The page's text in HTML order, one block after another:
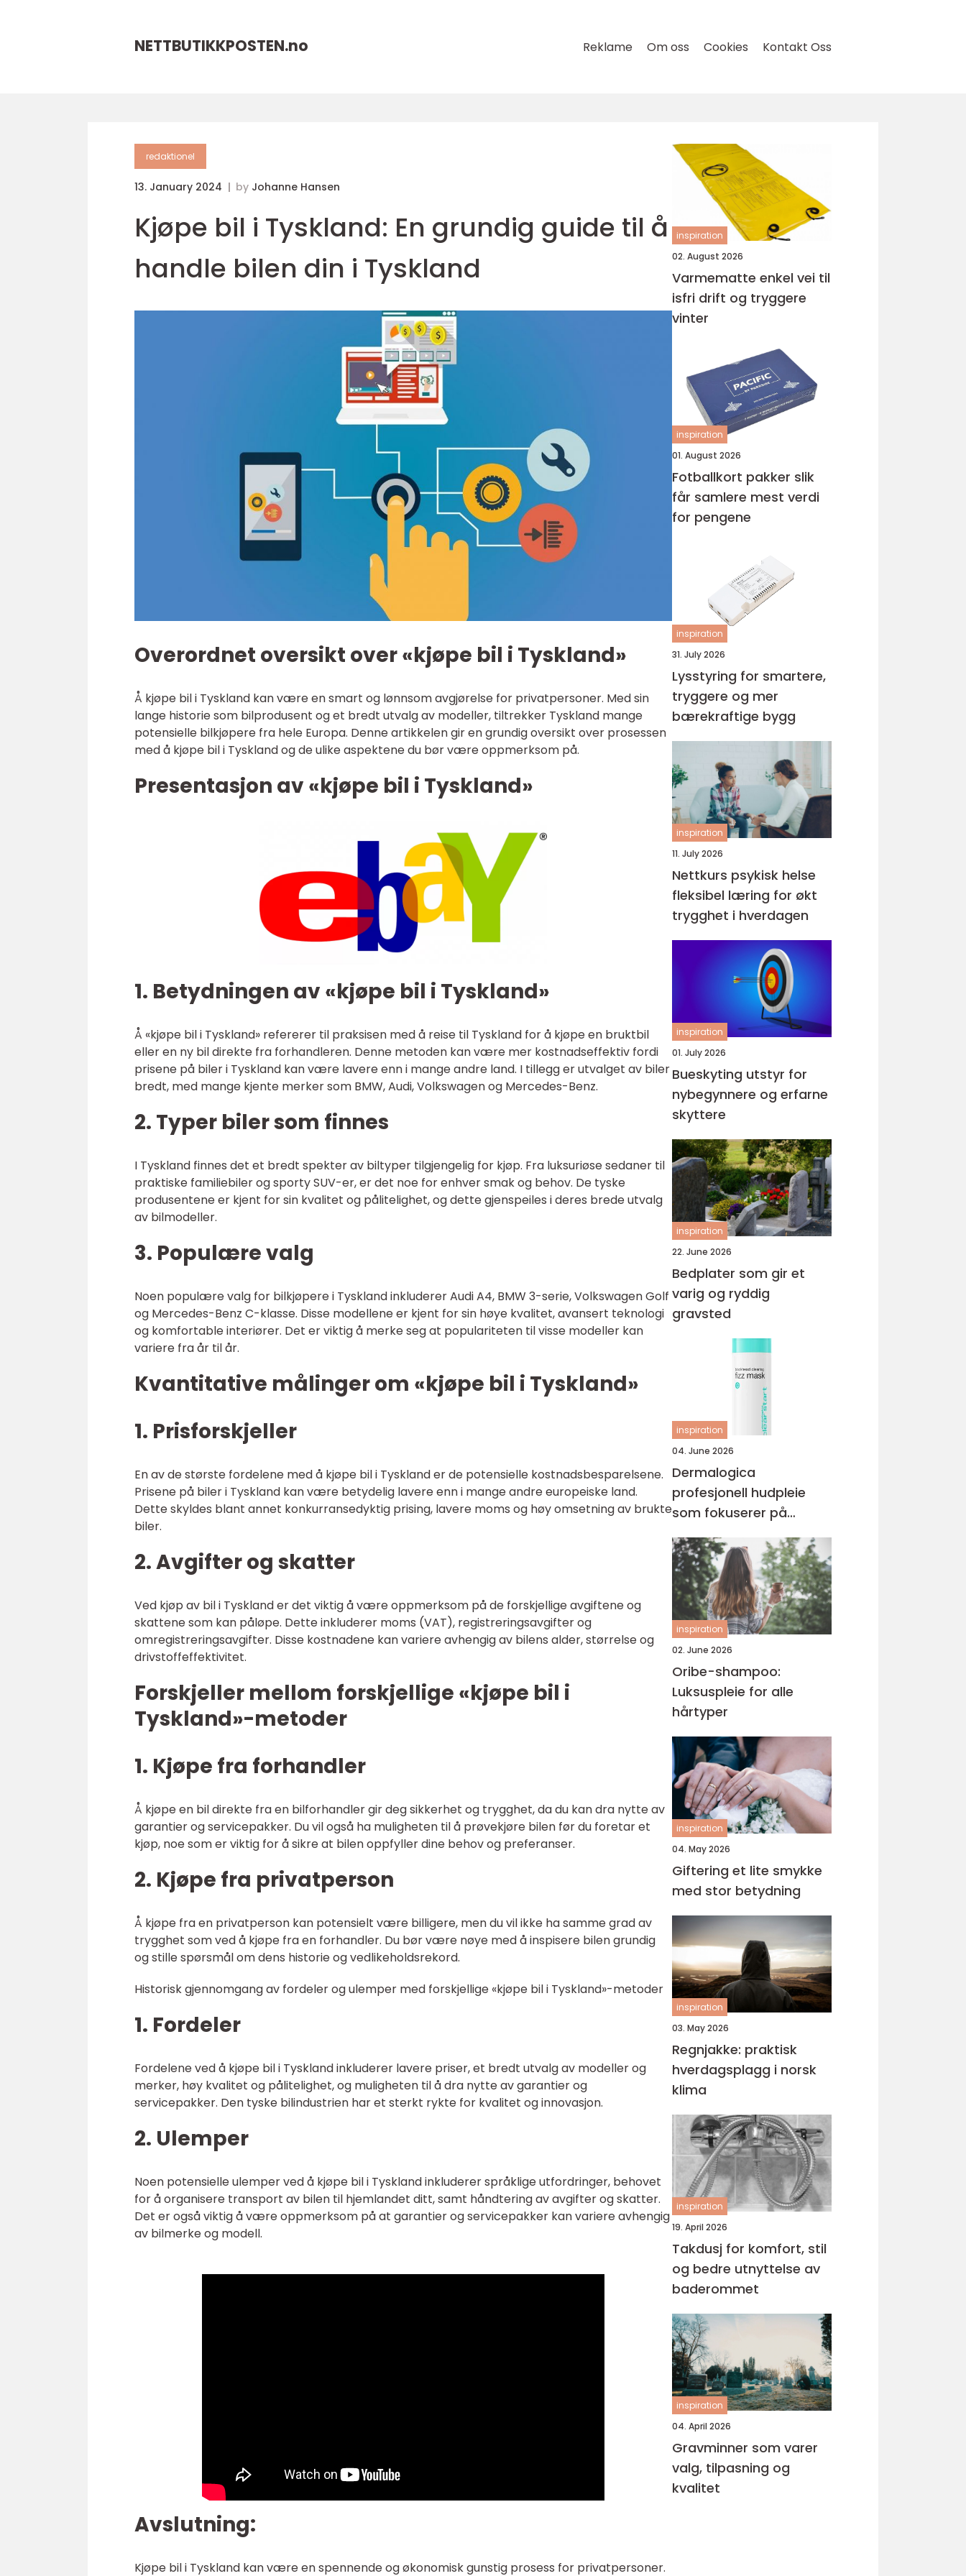
NETTBUTIKKPOSTEN.no Reklame Om oss Cookies Kontakt Oss
redaktionel
13. January 2024 by Johanne Hansen
Kjøpe bil i Tyskland: En grundig guide til å
handle bilen din i Tyskland
Overordnet oversikt over «kjøpe bil i Tyskland»
Å kjøpe bil i Tyskland kan være en smart og lønnsom avgjørelse for privatpersoner. Med sin
lange historie som bilprodusent og et bredt utvalg av modeller, tiltrekker Tyskland mange
potensielle bilkjøpere fra hele Europa. Denne artikkelen gir en grundig oversikt over prosessen
med å kjøpe bil i Tyskland og de ulike aspektene du bør være oppmerksom på.
Presentasjon av «kjøpe bil i Tyskland»
1. Betydningen av «kjøpe bil i Tyskland»
Å «kjøpe bil i Tyskland» refererer til praksisen med å reise til Tyskland for å kjøpe en bruktbil
eller en ny bil direkte fra forhandleren. Denne metoden kan være mer kostnadseffektiv fordi
prisene på biler i Tyskland kan være lavere enn i mange andre land. I tillegg er utvalget av biler
bredt, med mange kjente merker som BMW, Audi, Volkswagen og Mercedes-Benz.
2. Typer biler som finnes
I Tyskland finnes det et bredt spekter av biltyper tilgjengelig for kjøp. Fra luksuriøse sedaner til
praktiske familiebiler og sporty SUV-er, er det noe for enhver smak og behov. De tyske
produsentene er kjent for sin kvalitet og pålitelighet, og dette gjenspeiles i deres brede utvalg
av bilmodeller.
3. Populære valg
Noen populære valg for bilkjøpere i Tyskland inkluderer Audi A4, BMW 3-serie, Volkswagen Golf
og Mercedes-Benz C-klasse. Disse modellene er kjent for sin høye kvalitet, avansert teknologi
og komfortable interiører. Det er viktig å merke seg at populariteten til visse modeller kan
variere fra år til år.
Kvantitative målinger om «kjøpe bil i Tyskland»
1. Prisforskjeller
En av de største fordelene med å kjøpe bil i Tyskland er de potensielle kostnadsbesparelsene.
Prisene på biler i Tyskland kan være betydelig lavere enn i mange andre europeiske land.
Dette skyldes blant annet konkurransedyktig prising, lavere moms og høy omsetning av brukte
biler.
2. Avgifter og skatter
Ved kjøp av bil i Tyskland er det viktig å være oppmerksom på de forskjellige avgiftene og
skattene som kan påløpe. Dette inkluderer moms (VAT), registreringsavgifter og
omregistreringsavgifter. Disse kostnadene kan variere avhengig av bilens alder, størrelse og
drivstoffeffektivitet.
Forskjeller mellom forskjellige «kjøpe bil i
Tyskland»-metoder
1. Kjøpe fra forhandler
Å kjøpe en bil direkte fra en bilforhandler gir deg sikkerhet og trygghet, da du kan dra nytte av
garantier og servicepakker. Du vil også ha muligheten til å prøvekjøre bilen før du foretar et
kjøp, noe som er viktig for å sikre at bilen oppfyller dine behov og preferanser.
2. Kjøpe fra privatperson
Å kjøpe fra en privatperson kan potensielt være billigere, men du vil ikke ha samme grad av
trygghet som ved å kjøpe fra en forhandler. Du bør være nøye med å inspisere bilen grundig
og stille spørsmål om dens historie og vedlikeholdsrekord.
Historisk gjennomgang av fordeler og ulemper med forskjellige «kjøpe bil i Tyskland»-metoder
1. Fordeler
Fordelene ved å kjøpe bil i Tyskland inkluderer lavere priser, et bredt utvalg av modeller og
merker, høy kvalitet og pålitelighet, og muligheten til å dra nytte av garantier og
servicepakker. Den tyske bilindustrien har et sterkt rykte for kvalitet og innovasjon.
2. Ulemper
Noen potensielle ulemper ved å kjøpe bil i Tyskland inkluderer språklige utfordringer, behovet
for å organisere transport av bilen til hjemlandet ditt, samt håndtering av avgifter og skatter.
Det er også viktig å være oppmerksom på at garantier og servicepakker kan variere avhengig
av bilmerke og modell.
Avslutning:
Kjøpe bil i Tyskland kan være en spennende og økonomisk gunstig prosess for privatpersoner.
inspiration
02. August 2026
Varmematte enkel vei til
isfri drift og tryggere
vinter
inspiration
01. August 2026
Fotballkort pakker slik
får samlere mest verdi
for pengene
inspiration
31. July 2026
Lysstyring for smartere,
tryggere og mer
bærekraftige bygg
inspiration
11. July 2026
Nettkurs psykisk helse
fleksibel læring for økt
trygghet i hverdagen
inspiration
01. July 2026
Bueskyting utstyr for
nybegynnere og erfarne
skyttere
inspiration
22. June 2026
Bedplater som gir et
varig og ryddig
gravsted
inspiration
04. June 2026
Dermalogica
profesjonell hudpleie
som fokuserer på
hudhelse
inspiration
02. June 2026
Oribe-shampoo:
Luksuspleie for alle
hårtyper
inspiration
04. May 2026
Giftering et lite smykke
med stor betydning
inspiration
03. May 2026
Regnjakke: praktisk
hverdagsplagg i norsk
klima
inspiration
19. April 2026
Takdusj for komfort, stil
og bedre utnyttelse av
baderommet
inspiration
04. April 2026
Gravminner som varer
valg, tilpasning og
kvalitet